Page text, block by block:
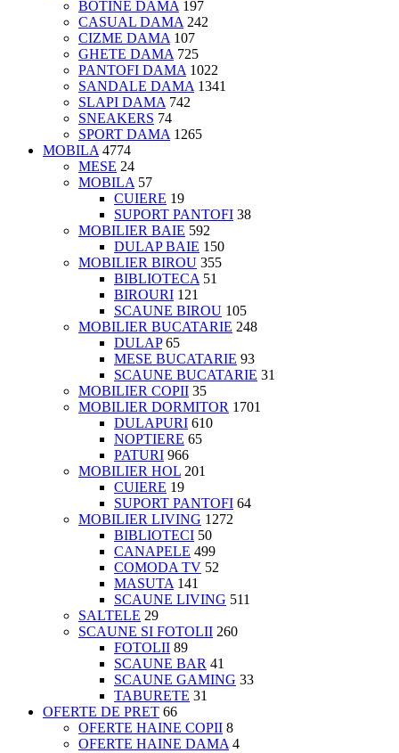
BOTINE DAMA 197
CASUAL DAMA 242
CIZME DAMA 107
GHETE DAMA 725
PANTOFI DAMA 1022
SANDALE DAMA 1341
SLAPI DAMA 742
SNEAKERS 74
SPORT DAMA 1265
MOBILA 4774
MESE 24
MOBILA 57
CUIERE 19
SUPORT PANTOFI 38
MOBILIER BAIE 592
DULAP BAIE 150
MOBILIER BIROU 355
BIBLIOTECA 51
BIROURI 121
SCAUNE BIROU 105
MOBILIER BUCATARIE 248
DULAP 65
MESE BUCATARIE 93
SCAUNE BUCATARIE 31
MOBILIER COPII 35
MOBILIER DORMITOR 1701
DULAPURI 610
NOPTIERE 65
PATURI 966
MOBILIER HOL 201
CUIERE 19
SUPORT PANTOFI 64
MOBILIER LIVING 1272
BIBLIOTECI 50
CANAPELE 499
COMODA TV 52
MASUTA 141
SCAUNE LIVING 511
SALTELE 29
SCAUNE SI FOTOLII 260
FOTOLII 89
SCAUNE BAR 41
SCAUNE GAMING 33
TABURETE 31
OFERTE DE PRET 66
OFERTE HAINE COPII 8
OFERTE HAINE DAMA 4